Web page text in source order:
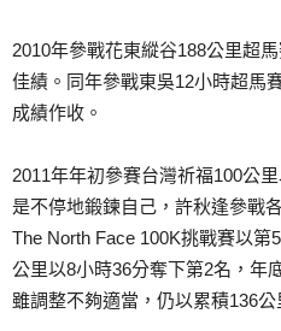
2010年參戰花東縱谷188公里超
佳績。同年參戰東吳12小時超馬
成績作收。
2011年年初參賽台灣祈福100公
是不停地鍛鍊自己，許秋逢參戰
The North Face 100K挑戰賽以
公里以8小時36分奪下第2名，年
雖調整不夠適當，仍以累積136公